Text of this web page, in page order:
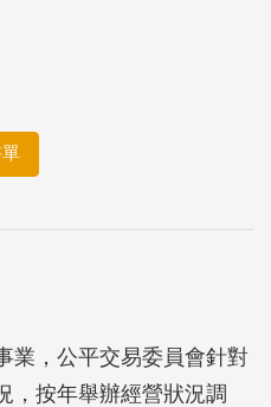
業，公平交易委員會針對
，按年舉辦經營狀況調